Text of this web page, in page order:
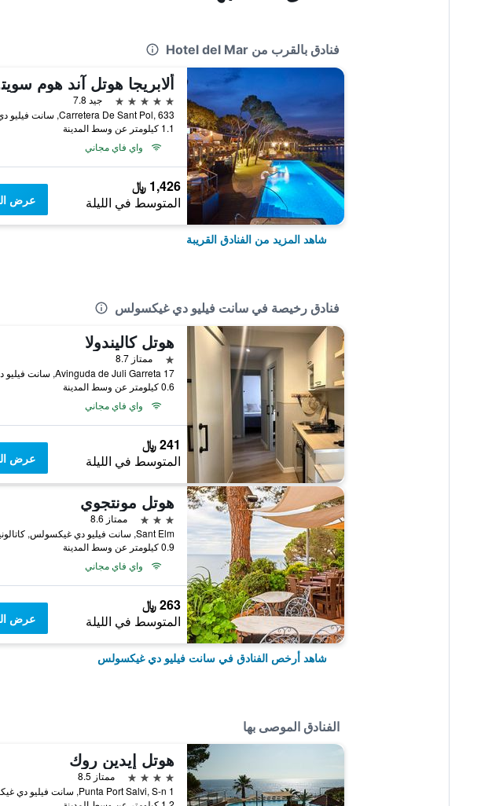
فنادق بالقرب من Hotel del Mar
5 نجوم
جيد 7.8
1.1 كيلومتر عن وسط المدينة
واي فاي مجاني
1,426 ﷼
المتوسط في الليلة عرض
شاهد المزيد من الفنادق القريبة
فنادق رخيصة في سانت فيليو دي غيكسولس
هوتل كاليندولا
نجمة واحدة
ممتاز 8.7
0.6 كيلومتر عن وسط المدينة
واي فاي مجاني
241 ﷼
المتوسط في الليلة عرض
هوتل مونتجوي
3 نجوم
ممتاز 8.6
Sant Elm, سانت فيليو دي غيكسولس, كاتالونيا, أسبانيا
0.9 كيلومتر عن وسط المدينة
واي فاي مجاني
263 ﷼
المتوسط في الليلة عرض
شاهد أرخص الفنادق في سانت فيليو دي غيكسولس
الفنادق الموصى بها
هوتل إيدين روك
4 نجوم
ممتاز 8.5